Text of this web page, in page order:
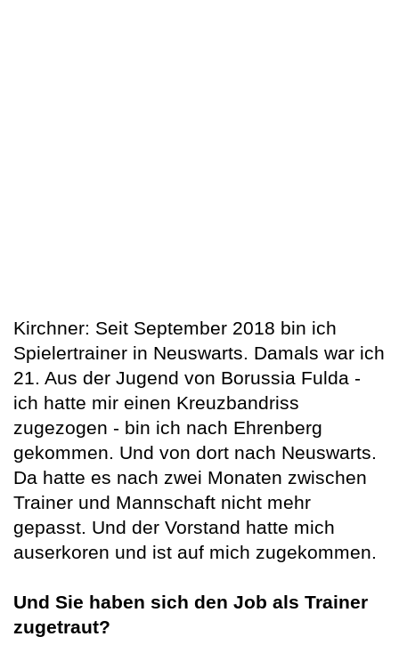
Kirchner: Seit September 2018 bin ich
Spielertrainer in Neuswarts. Damals war ich
21. Aus der Jugend von Borussia Fulda -
ich hatte mir einen Kreuzbandriss
zugezogen - bin ich nach Ehrenberg
gekommen. Und von dort nach Neuswarts.
Da hatte es nach zwei Monaten zwischen
Trainer und Mannschaft nicht mehr
gepasst. Und der Vorstand hatte mich
auserkoren und ist auf mich zugekommen.
Und Sie haben sich den Job als Trainer
zugetraut?